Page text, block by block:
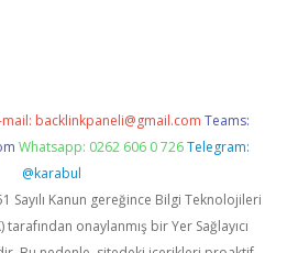
mail: backlinkpaneli@gmail.com Teams:
Whatsapp: 0262 606 0 726 Telegram:
@karabul
Sayılı Kanun gereğince Bilgi Teknolojileri
onaylanmış bir Yer Sağlayıcı